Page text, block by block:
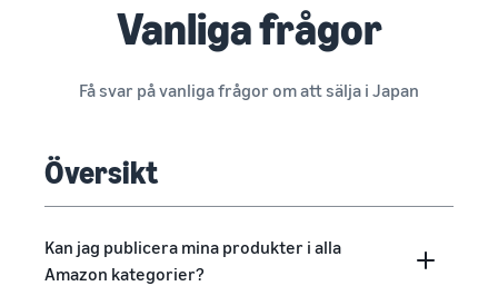
Vanliga frågor
Få svar på vanliga frågor om att sälja i Japan
Översikt
Kan jag publicera mina produkter i alla
Amazon kategorier?